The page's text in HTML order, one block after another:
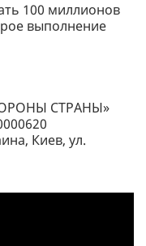
100 миллионов
выполнение
СТРАНЫ»
Киев, ул.